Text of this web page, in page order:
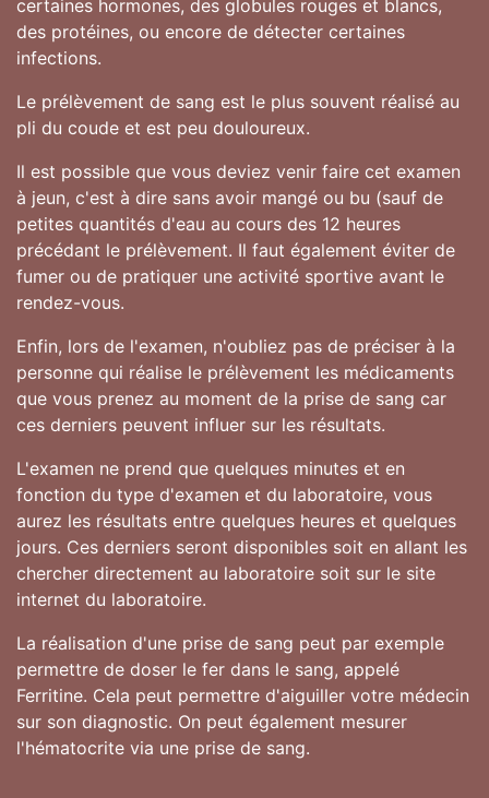
certaines hormones, des globules rouges et blancs,
des protéines, ou encore de détecter certaines
infections.
Le prélèvement de sang est le plus souvent réalisé au
pli du coude et est peu douloureux.
Il est possible que vous deviez venir faire cet examen
à jeun, c'est à dire sans avoir mangé ou bu (sauf de
petites quantités d'eau au cours des 12 heures
précédant le prélèvement. Il faut également éviter de
fumer ou de pratiquer une activité sportive avant le
rendez-vous.
Enfin, lors de l'examen, n'oubliez pas de préciser à la
personne qui réalise le prélèvement les médicaments
que vous prenez au moment de la prise de sang car
ces derniers peuvent influer sur les résultats.
L'examen ne prend que quelques minutes et en
fonction du type d'examen et du laboratoire, vous
aurez les résultats entre quelques heures et quelques
jours. Ces derniers seront disponibles soit en allant les
chercher directement au laboratoire soit sur le site
internet du laboratoire.
La réalisation d'une prise de sang peut par exemple
permettre de doser le fer dans le sang, appelé
Ferritine. Cela peut permettre d'aiguiller votre médecin
sur son diagnostic. On peut également mesurer
l'hématocrite via une prise de sang.